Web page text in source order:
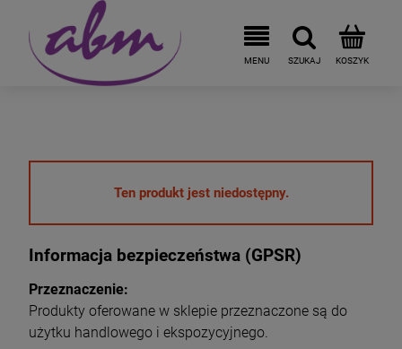
Ten produkt jest niedostępny.
Informacja bezpieczeństwa (GPSR)
Przeznaczenie:
Produkty oferowane w sklepie przeznaczone są do
użytku handlowego i ekspozycyjnego.